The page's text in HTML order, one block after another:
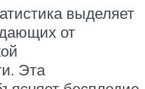
выделяет
от
Эта